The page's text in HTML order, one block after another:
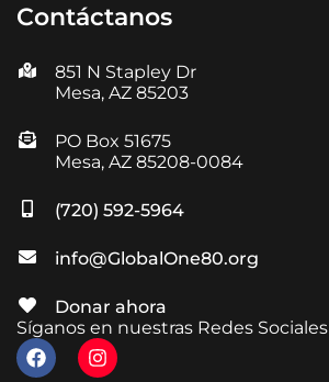
Contáctanos
851 N Stapley Dr
Mesa, AZ 85203
PO Box 51675
Mesa, AZ 85208-0084
(720) 592-5964
info@GlobalOne80.org
Donar ahora
Síganos en nuestras Redes Sociales